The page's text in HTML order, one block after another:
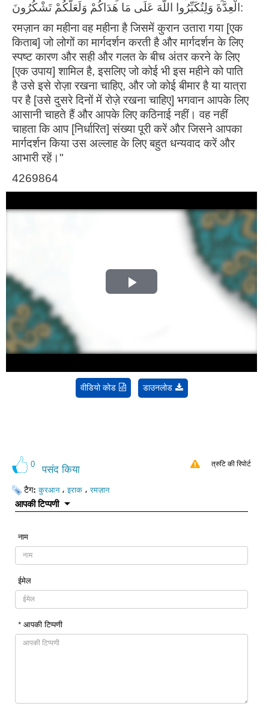
الْعِدَّةَ وَلِتُكَبِّرُوا اللَّهَ عَلَى مَا هَدَاكُمْ وَلَعَلَّكُمْ تَشْكُرُونَ:
रमज़ान का महीना वह महीना है जिसमें कुरान उतारा गया [एक
किताब] जो लोगों का मार्गदर्शन करती है और मार्गदर्शन के लिए
स्पष्ट कारण और सही और गलत के बीच अंतर करने के लिए
[एक उपाय] शामिल है, इसलिए जो कोई भी इस महीने को पाति
है उसे इसे रोज़ा रखना चाहिए, और जो कोई बीमार है या यात्रा
पर है [उसे दुसरे दिनों में रोज़े रखना चाहिए] भगवान आपके लिए
आसानी चाहते हैं और आपके लिए कठिनाई नहीं। वह नहीं
चाहता कि आप [निर्धारित] संख्या पूरी करें और जिसने आपका
मार्गदर्शन किया उस अल्लाह के लिए बहुत धन्यवाद करें और
आभारी रहें।"
4269864
Play
वीडियो कोड डाउनलोड
0 पसंद किया त्रुटि की रिपोर्ट
टैग:कुरआन،इराक ،रमज़ान
आपकी टिप्पणी
नाम
ईमेल
* आपकी टिप्पणी